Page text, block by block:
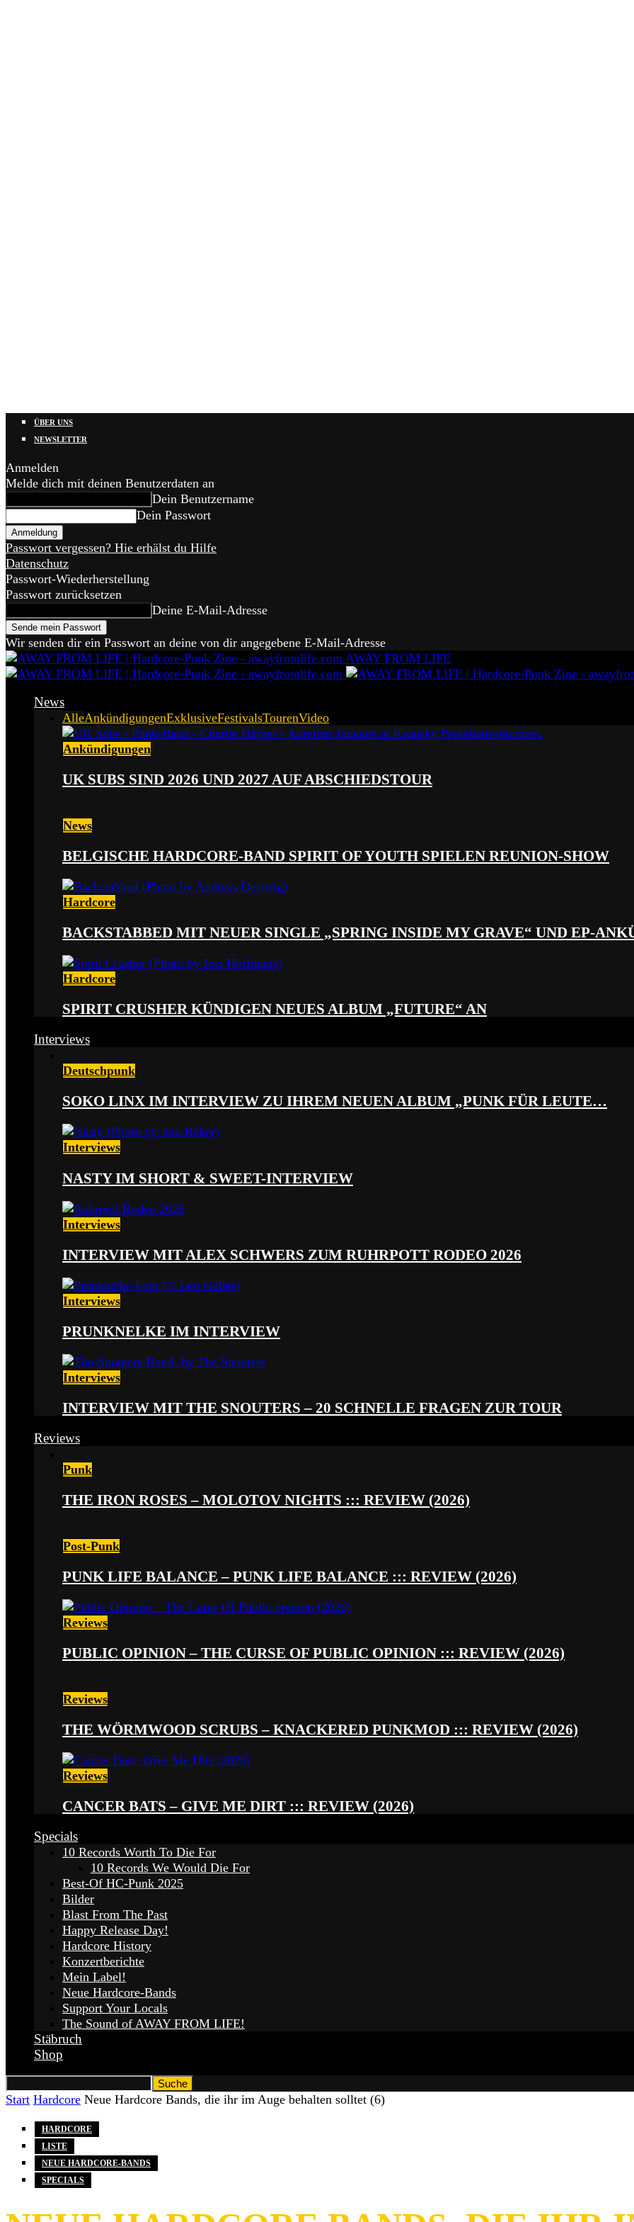
ÜBER UNS
NEWSLETTER
Anmelden
Melde dich mit deinen Benutzerdaten an
Dein Benutzername
Dein Passwort
Passwort vergessen? Hie erhälst du Hilfe
Datenschutz
Passwort-Wiederherstellung
Passwort zurücksetzen
Deine E-Mail-Adresse
Wir senden dir ein Passwort an deine von dir angegebene E-Mail-Adresse
AWAY FROM LIFE
News
AlleAnkündigungenExklusiveFestivalsTourenVideo
Ankündigungen
UK SUBS SIND 2026 UND 2027 AUF ABSCHIEDSTOUR
News
BELGISCHE HARDCORE-BAND SPIRIT OF YOUTH SPIELEN REUNION-SHOW
Hardcore
BACKSTABBED MIT NEUER SINGLE „SPRING INSIDE MY GRAVE“ UND EP-
Hardcore
SPIRIT CRUSHER KÜNDIGEN NEUES ALBUM „FUTURE“ AN
Interviews
Deutschpunk
SOKO LINX IM INTERVIEW ZU IHREM NEUEN ALBUM „PUNK FÜR LEUTE…
Interviews
NASTY IM SHORT & SWEET-INTERVIEW
Interviews
INTERVIEW MIT ALEX SCHWERS ZUM RUHRPOTT RODEO 2026
Interviews
PRUNKNELKE IM INTERVIEW
Interviews
INTERVIEW MIT THE SNOUTERS – 20 SCHNELLE FRAGEN ZUR TOUR
Reviews
Punk
THE IRON ROSES – MOLOTOV NIGHTS ::: REVIEW (2026)
Post-Punk
PUNK LIFE BALANCE – PUNK LIFE BALANCE ::: REVIEW (2026)
Reviews
PUBLIC OPINION – THE CURSE OF PUBLIC OPINION ::: REVIEW (2026)
Reviews
THE WÖRMWOOD SCRUBS – KNACKERED PUNKMOD ::: REVIEW (2026)
Reviews
CANCER BATS – GIVE ME DIRT ::: REVIEW (2026)
Specials
10 Records Worth To Die For
10 Records We Would Die For
Best-Of HC-Punk 2025
Bilder
Blast From The Past
Happy Release Day!
Hardcore History
Konzertberichte
Mein Label!
Neue Hardcore-Bands
Support Your Locals
The Sound of AWAY FROM LIFE!
Stäbruch
Shop
Start Hardcore Neue Hardcore Bands, die ihr im Auge behalten solltet (6)
HARDCORE
LISTE
NEUE HARDCORE-BANDS
SPECIALS